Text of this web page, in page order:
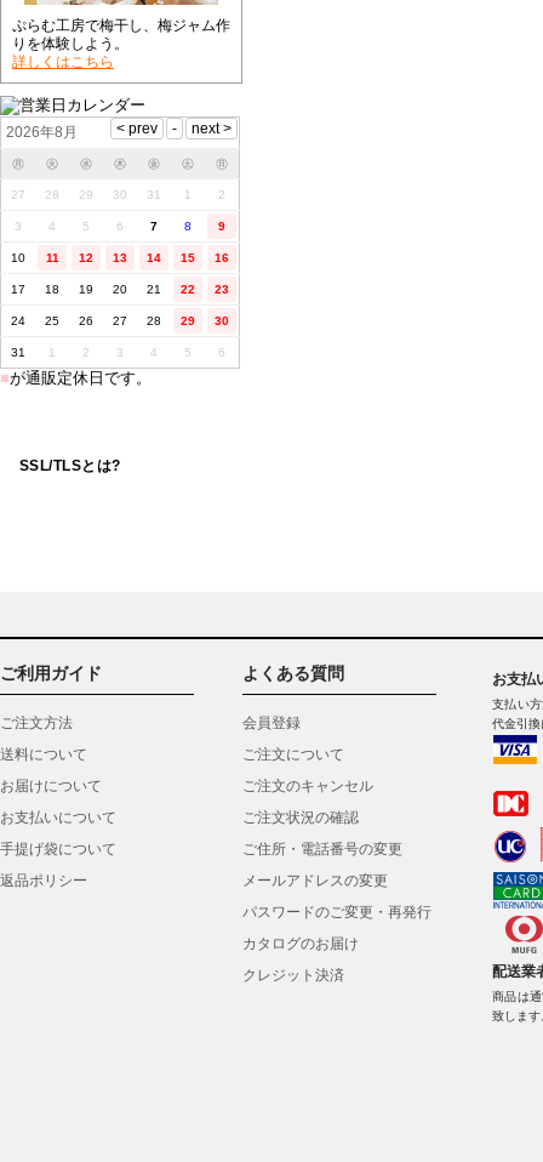
ぷらむ工房で梅干し、梅ジャム作
りを体験しよう。
詳しくはこちら
2026年8月
㊊ ㊋ ㊌ ㊍ ㊎ ㊏ ㊐
27 28 29 30 31 1 2
3 4 5 6 7 8 9
10 11 12 13 14 15 16
17 18 19 20 21 22 23
24 25 26 27 28 29 30
31 1 2 3 4 5 6
■が通販定休日です。
SSL/TLSとは?
ご利用ガイド
ご注文方法
送料について
お届けについて
お支払いについて
手提げ袋について
返品ポリシー
よくある質問
会員登録
ご注文について
ご注文のキャンセル
ご注文状況の確認
ご住所・電話番号の変更
メールアドレスの変更
パスワードのご変更・再発行
カタログのお届け
クレジット決済
お支払
支払い
代金引
配送業
商品は
致します